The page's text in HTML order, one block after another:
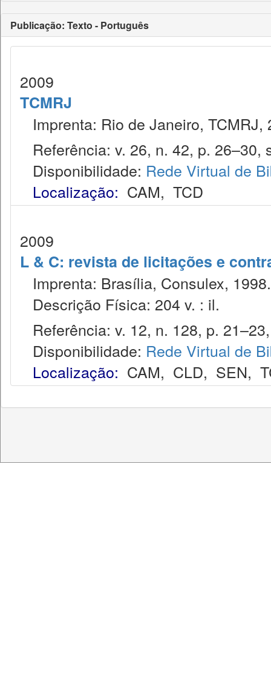
Publicação: Texto - Português
2009
TCMRJ
Imprenta: Rio de Janeiro, TCMRJ,
Referência: v. 26, n. 42, p. 26–30,
Disponibilidade: Rede Virtual de
Localização: CAM, TCD
2009
L & C: revista de licitações e
Imprenta: Brasília, Consulex, 1998.
Descrição Física: 204 v. : il.
Referência: v. 12, n. 128, p.
Disponibilidade: Rede Virtual de
Localização: CAM, CLD, SEN,